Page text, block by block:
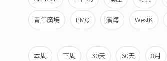
青年廣場 PMQ 濱海 WestK
本周 下周 30天 60天 8月